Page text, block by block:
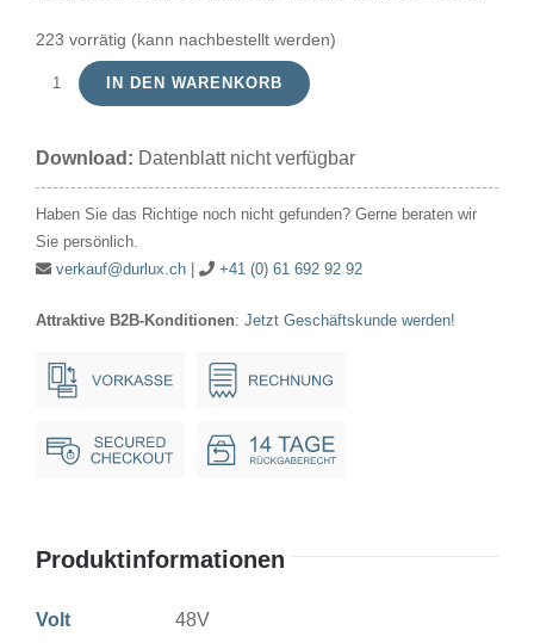
223 vorrätig (kann nachbestellt werden)
T6.8G
60mA
Menge
IN DEN WARENKORB
Download: Datenblatt nicht verfügbar
Haben Sie das Richtige noch nicht gefunden? Gerne beraten wir
Sie persönlich.
verkauf@durlux.ch| +41 (0) 61 692 92 92
Attraktive B2B-Konditionen: Jetzt Geschäftskunde werden!
Produktinformationen
Volt 48V